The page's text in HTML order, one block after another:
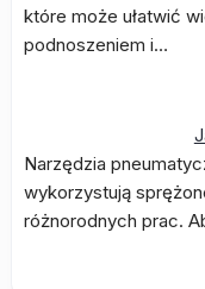
które może ułatwić
podnoszeniem i…
Narzędzia
wykorzystują
różnorodnych prac.